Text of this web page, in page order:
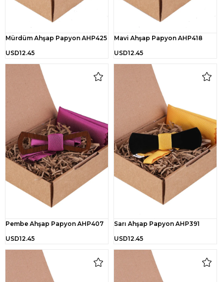
Mürdüm Ahşap Papyon AHP425
USD12.45
Mavi Ahşap Papyon AHP418
USD12.45
Pembe Ahşap Papyon AHP407
USD12.45
Sarı Ahşap Papyon AHP391
USD12.45